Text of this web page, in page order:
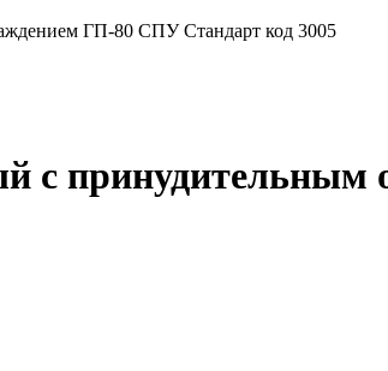
ГП-80 СПУ Стандарт код 3005
с